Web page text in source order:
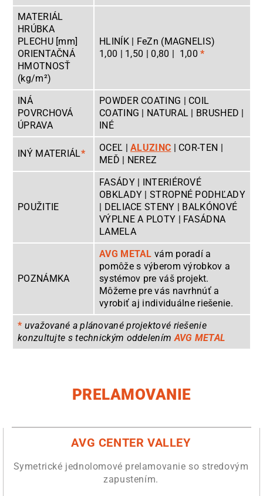
MATERIÁL
HRÚBKA
PLECHU [mm]
ORIENTAČNÁ
HMOTNOSŤ
(kg/m²)
HLINÍK | FeZn (MAGNELIS)
1,00 | 1,50 | 0,80 | 1,00*
INÁ
POVRCHOVÁ
ÚPRAVA
POWDER COATING | COIL
COATING | NATURAL | BRUSHED |
INÉ
INÝ MATERIÁL*
OCEĽ |ALUZINC | COR-TEN |
MEĎ | NEREZ
POUŽITIE
FASÁDY | INTERIÉROVÉ
OBKLADY | STROPNÉ PODHĽADY
| DELIACE STENY | BALKÓNOVÉ
VÝPLNE A PLOTY | FASÁDNA
LAMELA
POZNÁMKA
AVG METAL vám poradí a
pomôže s výberom výrobkov a
systémov pre váš projekt.
Môžeme pre vás navrhnúť a
vyrobiť aj individuálne riešenie.
* uvažované a plánované projektové riešenie
konzultujte s technickým oddelenímAVG METAL
PRELAMOVANIE
AVG CENTER VALLEY
Symetrické jednolomové prelamovanie so stredovým
zapustením.